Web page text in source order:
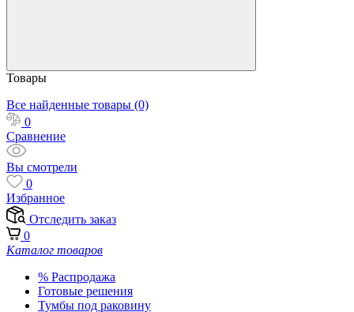
Товары
Все найденные товары (0)
0
Сравнение
Вы смотрели
0
Избранное
Отследить заказ
0
Каталог товаров
% Распродажа
Готовые решения
Тумбы под раковину